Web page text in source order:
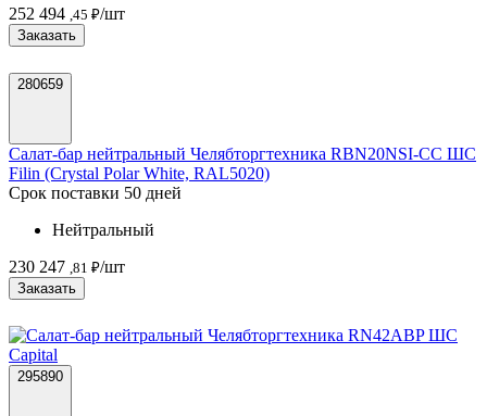
252 494 ,45 ₽/шт
Заказать
280659
Салат-бар нейтральный Челябторгтехника RBN20NSI-СС ШС
Filin (Crystal Polar White, RAL5020)
Срок поставки 50 дней
Нейтральный
230 247 ,81 ₽/шт
Заказать
295890